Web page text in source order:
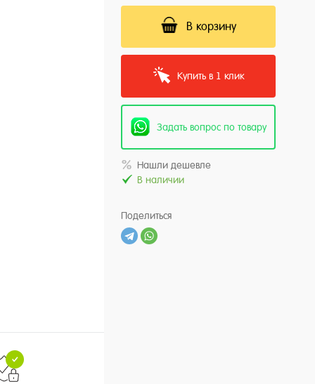
В корзину
Купить в 1 клик
Задать вопрос по товару
Нашли дешевле
В наличии
Поделиться